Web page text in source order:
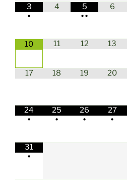
3
•
4
5
••
6
10 11 12 13
17 18 19 20
24
•
25
•
26
•
27
•
31
•